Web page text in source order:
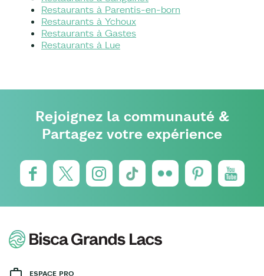
Restaurants à Parentis-en-born
Restaurants à Ychoux
Restaurants à Gastes
Restaurants à Lue
Rejoignez la communauté &
Partagez votre expérience
ESPACE PRO